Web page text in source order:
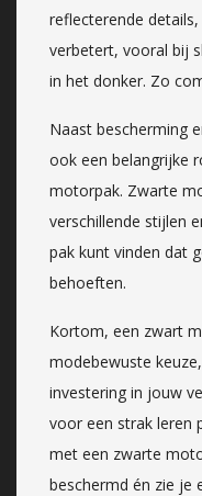
reflecterende
verbetert, vooral bij
in het donker. Zo
Naast bescherming
ook een belangrijke
motorpak. Zwarte
verschillende stijlen
pak kunt vinden dat
behoeften.
Kortom, een zwart
modebewuste
investering in jouw
voor een strak leren
met een zwarte
beschermd én zie je